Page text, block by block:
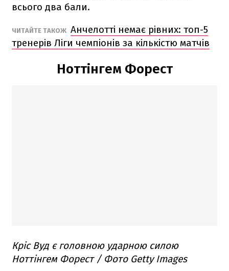
всього два бали.
ЧИТАЙТЕ ТАКОЖ Анчелотті немає рівних: топ-5
тренерів Ліги чемпіонів за кількістю матчів
Ноттінгем Форест
Кріс Вуд є головною ударною силою
Ноттінгем Форест / Фото Getty Images